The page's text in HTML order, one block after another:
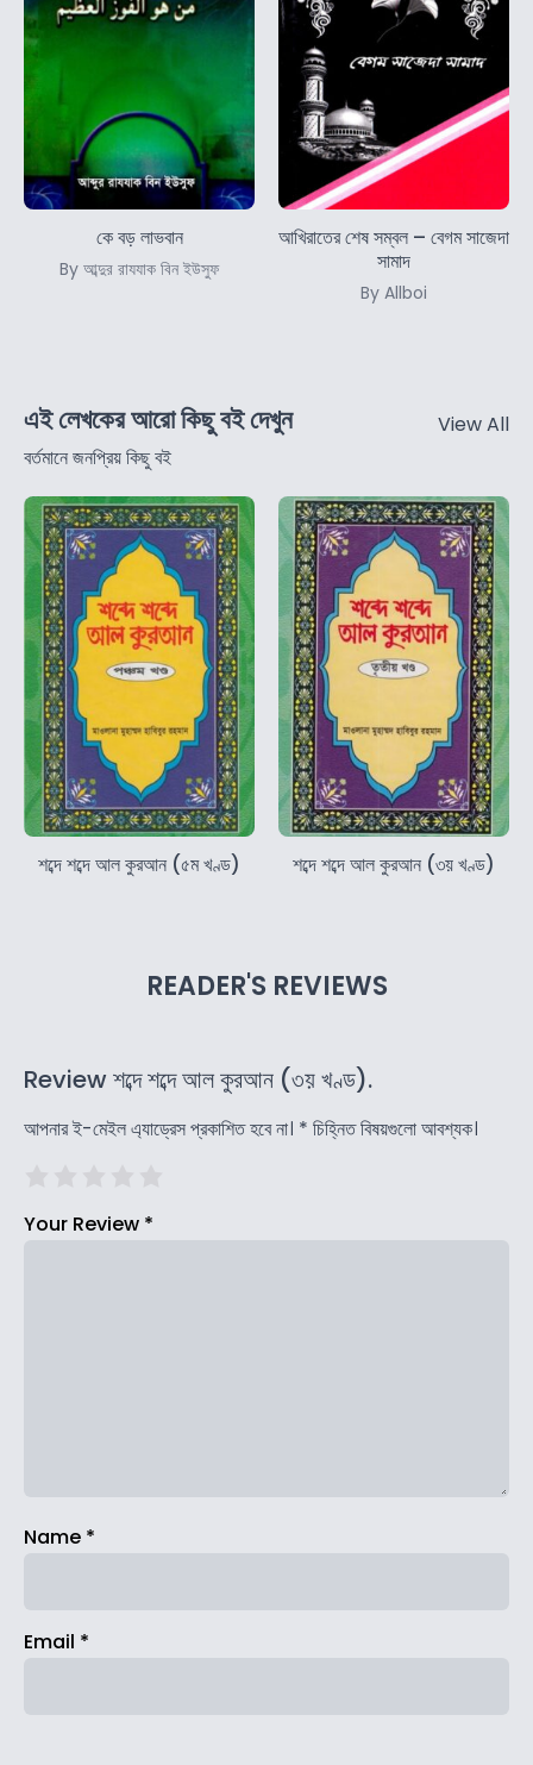
কে বড় লাভবান
By আব্দুর রাযযাক বিন ইউসুফ
আখিরাতের শেষ সম্বল – বেগম সাজেদা
সামাদ
By Allboi
এই লেখকের আরো কিছু বই দেখুন
বর্তমানে জনপ্রিয় কিছু বই
View All
শব্দে শব্দে আল কুরআন (৫ম খণ্ড) শব্দে শব্দে আল কুরআন (৩য় খণ্ড)
READER'S REVIEWS
Review শব্দে শব্দে আল কুরআন (৩য় খণ্ড).
আপনার ই-মেইল এ্যাড্রেস প্রকাশিত হবে না। * চিহ্নিত বিষয়গুলো আবশ্যক।
Your Review *
Name *
Email *